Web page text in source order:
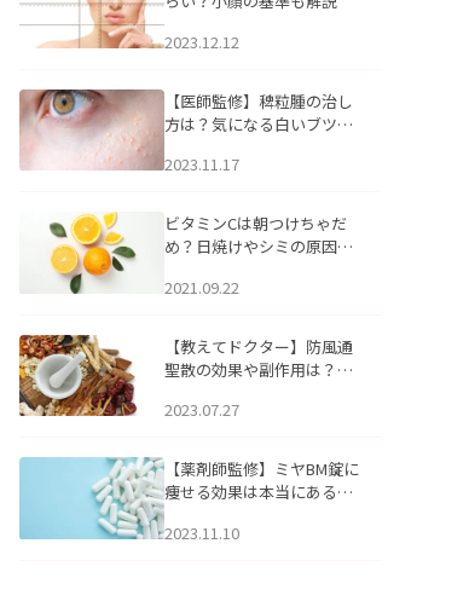
2023.12.12
【医師監修】稗粒腫の治し
方は？気になる白いブツブ
アについて
2023.11.17
ビタミンCは朝つけちゃだ
め？日焼けやシミの原因に
2021.09.22
【教えてドクター】防風通
聖散の効果や副作用は？長
2023.07.27
【薬剤師監修】ミヤBM錠に
痩せる効果は本当にある
2023.11.10